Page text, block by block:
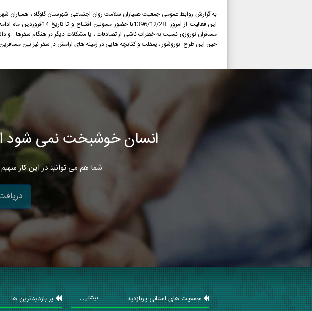
به گزارش روابط عمومی جمعیت همیاران سلامت روان اجتماعی شهرستان گلوگاه ، همیاران
این فعالیت از امروز 1396/
مسافران نوروزی نسبت به خطرات ناشی از تصادفات ، یا مشکلات دیگر در هنگام سفرها ..و
حین این طرح بوروشور ، پمفلت و کتابچه هایی در زمینه های ارامش در سفر نیز بین
انسان خوشبخت نمی شود
شما هم می توانید در این کار
جمعیت های استانی پربازدید بیشتر ... پر بازدیدترین ها